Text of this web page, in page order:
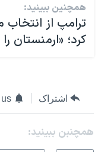
همچنین ببینید:
ترامپ از
کرد؛ «ارمنستان
اشتراک
همچنبن ببینید: